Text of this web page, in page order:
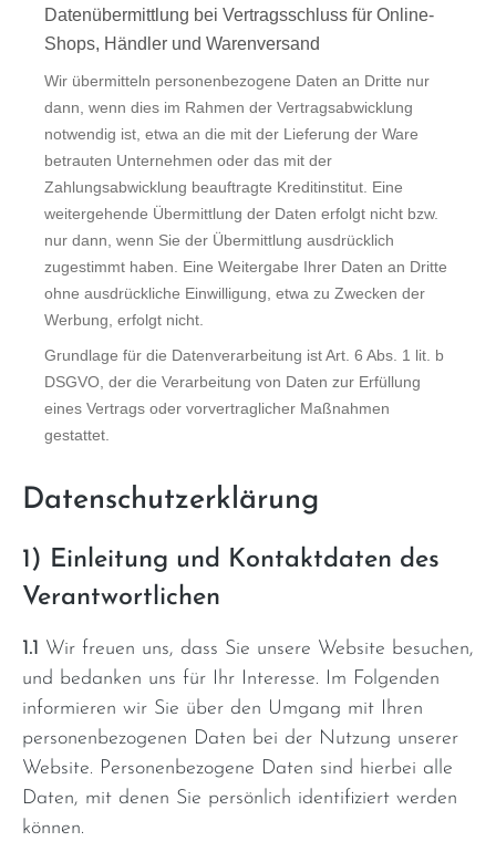
Datenübermittlung bei Vertragsschluss für Online-
Shops, Händler und Warenversand
Wir übermitteln personenbezogene Daten an Dritte nur
dann, wenn dies im Rahmen der Vertragsabwicklung
notwendig ist, etwa an die mit der Lieferung der Ware
betrauten Unternehmen oder das mit der
Zahlungsabwicklung beauftragte Kreditinstitut. Eine
weitergehende Übermittlung der Daten erfolgt nicht bzw.
nur dann, wenn Sie der Übermittlung ausdrücklich
zugestimmt haben. Eine Weitergabe Ihrer Daten an Dritte
ohne ausdrückliche Einwilligung, etwa zu Zwecken der
Werbung, erfolgt nicht.
Grundlage für die Datenverarbeitung ist Art. 6 Abs. 1 lit. b
DSGVO, der die Verarbeitung von Daten zur Erfüllung
eines Vertrags oder vorvertraglicher Maßnahmen
gestattet.
Datenschutzerklärung
1) Einleitung und Kontaktdaten des
Verantwortlichen
1.1 Wir freuen uns, dass Sie unsere Website besuchen,
und bedanken uns für Ihr Interesse. Im Folgenden
informieren wir Sie über den Umgang mit Ihren
personenbezogenen Daten bei der Nutzung unserer
Website. Personenbezogene Daten sind hierbei alle
Daten, mit denen Sie persönlich identifiziert werden
können.